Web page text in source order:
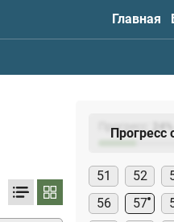
Главная
Прогресс:
Прогресс
51 52
56
57